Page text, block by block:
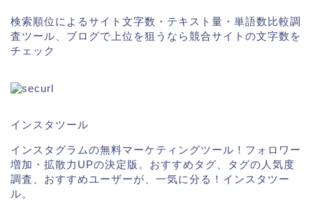
検索順位によるサイト文字数・テキスト量・単語数比較調
査ツール、ブログで上位を狙うなら競合サイトの文字数を
チェック
インスタツール
インスタグラムの無料マーケティングツール！フォロワー
増加・拡散力UPの決定版。おすすめタグ、タグの人気度
調査、おすすめユーザーが、一気に分る！インスタツー
ル。